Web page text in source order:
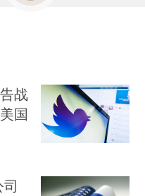
战
国